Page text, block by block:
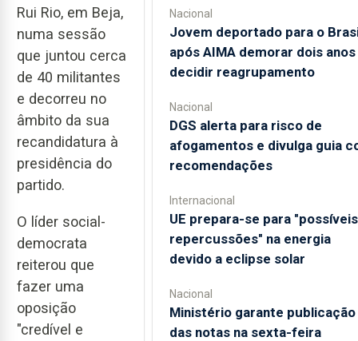
Rui Rio, em Beja,
numa sessão
que juntou cerca
de 40 militantes
e decorreu no
âmbito da sua
recandidatura à
presidência do
partido.
O líder social-
democrata
reiterou que
fazer uma
oposição
"credível e
Nacional
Jovem deportado para o
após AIMA demorar dois anos
decidir reagrupamento
Nacional
DGS alerta para risco de
afogamentos e divulga guia
recomendações
Internacional
UE prepara-se para "possíveis
repercussões" na energia
devido a eclipse solar
Nacional
Ministério garante publicação
das notas na sexta-feira